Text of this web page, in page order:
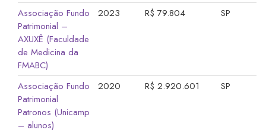
Associação Fundo
Patrimonial –
AXUXÊ (Faculdade
de Medicina da
FMABC)
2023 R$ 79.804 SP
Associação Fundo
Patrimonial
Patronos (Unicamp
– alunos)
2020 R$ 2.920.601 SP